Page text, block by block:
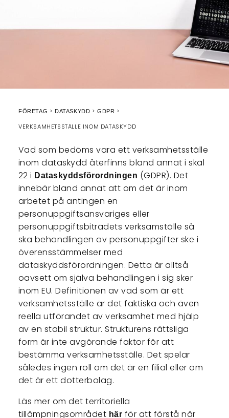
FÖRETAG DATASKYDD GDPR
VERKSAMHETSSTÄLLE INOM DATASKYDD
Vad som bedöms vara ett verksamhetsställe
inom dataskydd återfinns bland annat i skäl
22 i Dataskyddsförordningen (GDPR). Det
innebär bland annat att om det är inom
arbetet på antingen en
personuppgiftsansvariges eller
personuppgiftsbiträdets verksamställe så
ska behandlingen av personuppgifter ske i
överensstämmelser med
dataskyddsförordningen. Detta är alltså
oavsett om själva behandlingen i sig sker
inom EU. Definitionen av vad som är ett
verksamhetsställe är det faktiska och även
reella utförandet av verksamhet med hjälp
av en stabil struktur. Strukturens rättsliga
form är inte avgörande faktor för att
bestämma verksamhetsställe. Det spelar
således ingen roll om det är en filial eller om
det är ett dotterbolag.
Läs mer om det territoriella
tillämpningsområdet här för att förstå när